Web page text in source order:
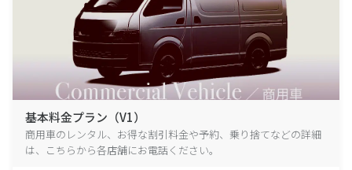
基本料金プラン（V1）
商用車のレンタル、お得な割引料金や予約、乗り捨てなどの詳細
は、こちらから各店舗にお電話ください。